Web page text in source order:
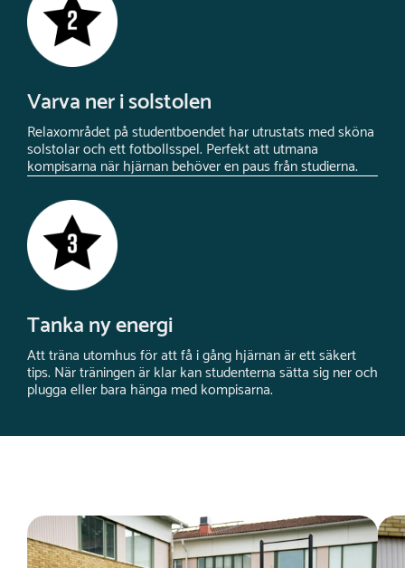
Varva ner i solstolen
Relaxområdet på studentboendet har utrustats med sköna
solstolar och ett fotbollsspel. Perfekt att utmana
kompisarna när hjärnan behöver en paus från studierna.
Tanka ny energi
Att träna utomhus för att få i gång hjärnan är ett säkert
tips. När träningen är klar kan studenterna sätta sig ner och
plugga eller bara hänga med kompisarna.